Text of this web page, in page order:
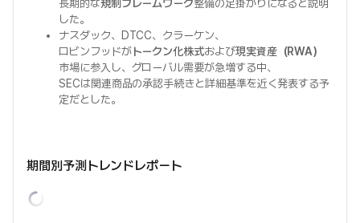
長期的な規制フレームワーク整備の足掛かりになると説明
した。
ナスダック、DTCC、クラーケン、
ロビンフッドがトークン化株式および現実資産（RWA）
市場に参入し、グローバル需要が急増する中、
SECは関連商品の承認手続きと詳細基準を近く発表する予
定だとした。
期間別予測トレンドレポート